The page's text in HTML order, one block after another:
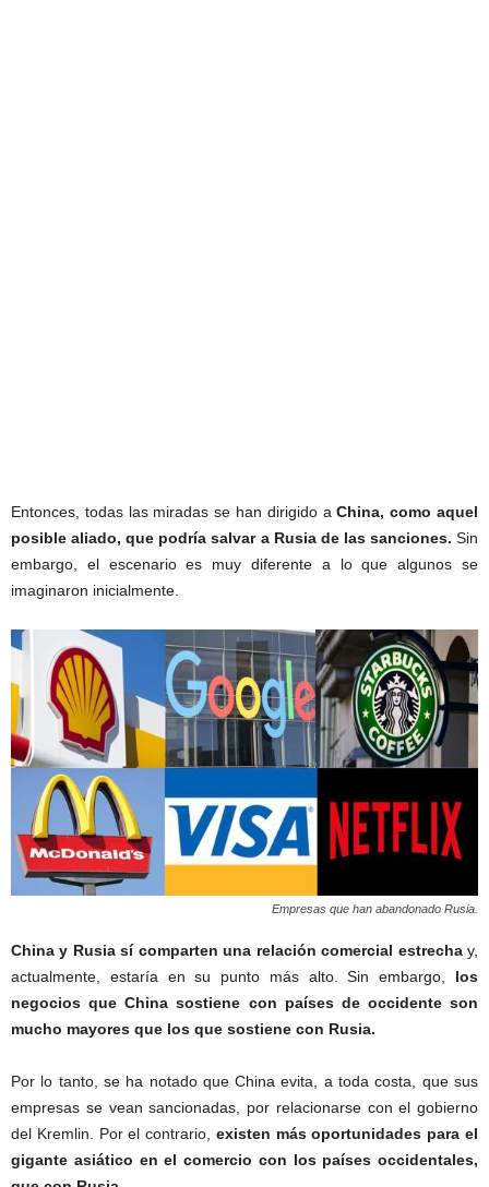
Entonces, todas las miradas se han dirigido aChina, como aquel
posible aliado, que podría salvar a Rusia de las sanciones. Sin
embargo, el escenario es muy diferente a lo que algunos se
imaginaron inicialmente.
Empresas que han abandonado Rusia.
China y Rusia sí comparten una relación comercial estrechay,
actualmente, estaría en su punto más alto. Sin embargo, los
negocios que China sostiene con países de occidente son
mucho mayores que los que sostiene con Rusia.
Por lo tanto, se ha notado que China evita, a toda costa, que sus
empresas se vean sancionadas, por relacionarse con el gobierno
del Kremlin. Por el contrario, existen más oportunidades para el
gigante asiático en el comercio con los países occidentales,